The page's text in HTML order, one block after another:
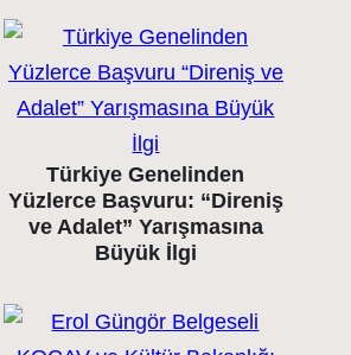
Türkiye Genelinden
Yüzlerce Başvuru: “Direniş
ve Adalet” Yarışmasına
Büyük İlgi